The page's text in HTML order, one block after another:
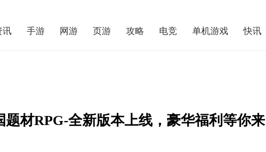
讯 手游 网游 页游 攻略 电竞 单机游戏 快讯
题材RPG-全新版本上线，豪华福利等你来